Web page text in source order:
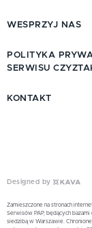
WESPRZYJ NAS
POLITYKA
SERWISU
KONTAKT
Designed by
Zamieszczone na stronach
Serwisów PAP, będących
siedzibą w Warszawie.